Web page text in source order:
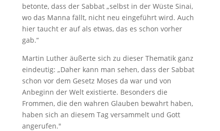
betonte, dass der Sabbat „selbst in der Wüste Sinai,
wo das Manna fällt, nicht neu eingeführt wird. Auch
hier taucht er auf als etwas, das es schon vorher
gab.“
Martin Luther äußerte sich zu dieser Thematik ganz
eindeutig: „Daher kann man sehen, dass der Sabbat
schon vor dem Gesetz Moses da war und von
Anbeginn der Welt existierte. Besonders die
Frommen, die den wahren Glauben bewahrt haben,
haben sich an diesem Tag versammelt und Gott
angerufen."